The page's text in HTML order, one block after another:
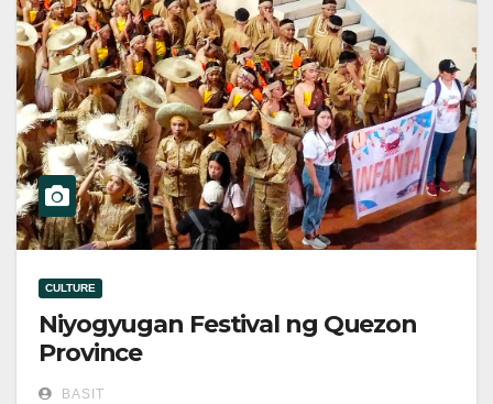
CULTURE
Niyogyugan Festival ng Quezon
Province
BASIT